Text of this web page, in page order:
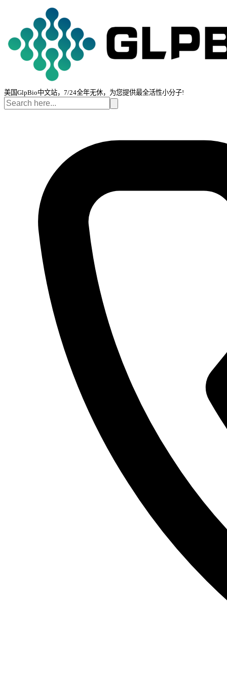
美国GlpBio中文站，7/24全年无休，为您提供最全活性小分子!